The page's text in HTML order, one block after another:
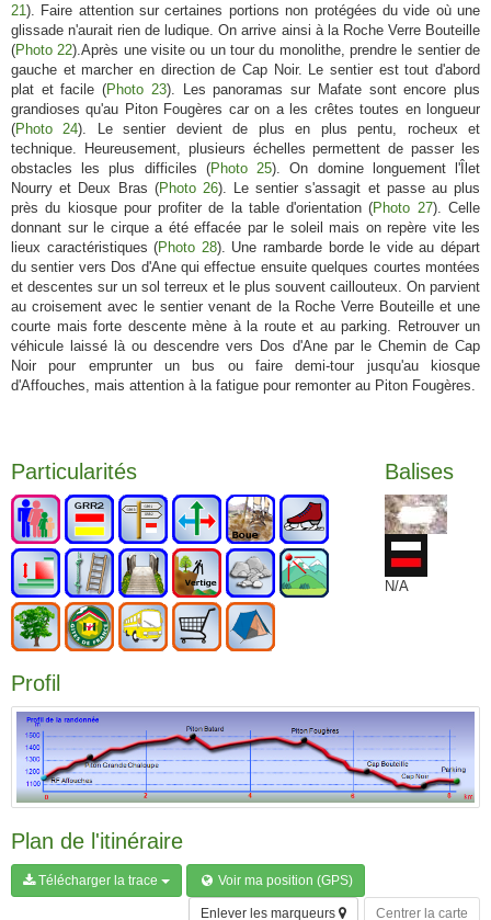
21). Faire attention sur certaines portions non protégées du vide où une
glissade n'aurait rien de ludique. On arrive ainsi à la Roche Verre Bouteille
(Photo 22).Après une visite ou un tour du monolithe, prendre le sentier de
gauche et marcher en direction de Cap Noir. Le sentier est tout d'abord
plat et facile (Photo 23). Les panoramas sur Mafate sont encore plus
grandioses qu'au Piton Fougères car on a les crêtes toutes en longueur
(Photo 24). Le sentier devient de plus en plus pentu, rocheux et
technique. Heureusement, plusieurs échelles permettent de passer les
obstacles les plus difficiles (Photo 25). On domine longuement l'Îlet
Nourry et Deux Bras (Photo 26). Le sentier s'assagit et passe au plus
près du kiosque pour profiter de la table d'orientation (Photo 27). Celle
donnant sur le cirque a été effacée par le soleil mais on repère vite les
lieux caractéristiques (Photo 28). Une rambarde borde le vide au départ
du sentier vers Dos d'Ane qui effectue ensuite quelques courtes montées
et descentes sur un sol terreux et le plus souvent caillouteux. On parvient
au croisement avec le sentier venant de la Roche Verre Bouteille et une
courte mais forte descente mène à la route et au parking. Retrouver un
véhicule laissé là ou descendre vers Dos d'Ane par le Chemin de Cap
Noir pour emprunter un bus ou faire demi-tour jusqu'au kiosque
d'Affouches, mais attention à la fatigue pour remonter au Piton Fougères.
Particularités Balises
N/A
Profil
Plan de l'itinéraire
Télécharger la trace Voir ma position (GPS)
Centrer la carte
Enlever les marqueurs